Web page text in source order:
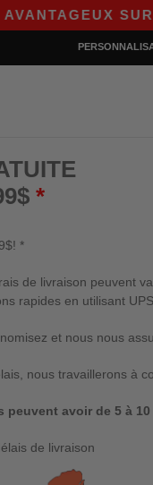
SUR
*
*
de livraison peuvent
rapides en utilisant
et nous nous
nous travaillerons à
avoir de 5 à
de livraison